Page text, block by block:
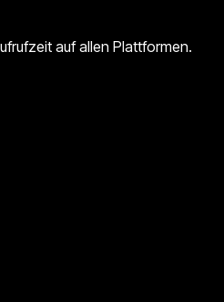
auf allen Plattformen.